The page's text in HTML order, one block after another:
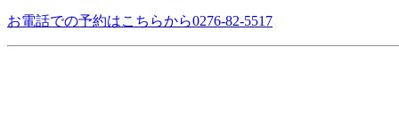
お電話での予約はこちらから0276-82-5517